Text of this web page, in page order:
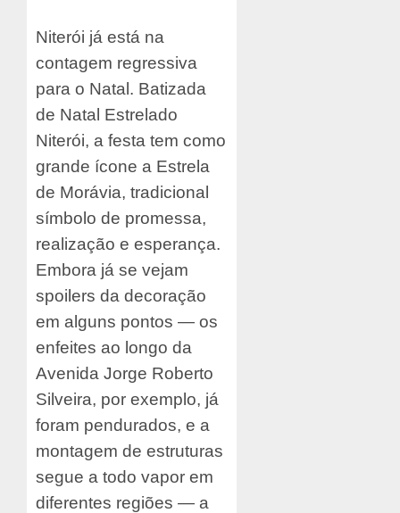
Niterói já está na
contagem regressiva
para o Natal. Batizada
de Natal Estrelado
Niterói, a festa tem como
grande ícone a Estrela
de Morávia, tradicional
símbolo de promessa,
realização e esperança.
Embora já se vejam
spoilers da decoração
em alguns pontos ― os
enfeites ao longo da
Avenida Jorge Roberto
Silveira, por exemplo, já
foram pendurados, e a
montagem de estruturas
segue a todo vapor em
diferentes regiões ― a